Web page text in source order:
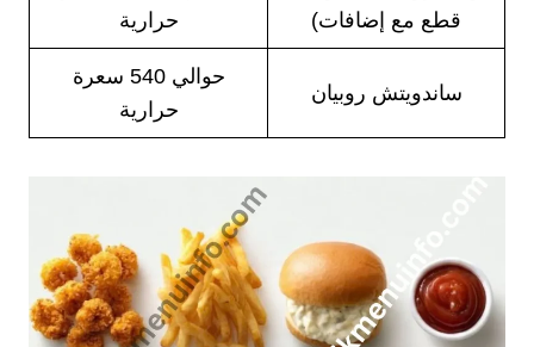
قطع مع إضافات)
حرارية
ساندويتش روبيان
حوالي 540 سعرة
حرارية